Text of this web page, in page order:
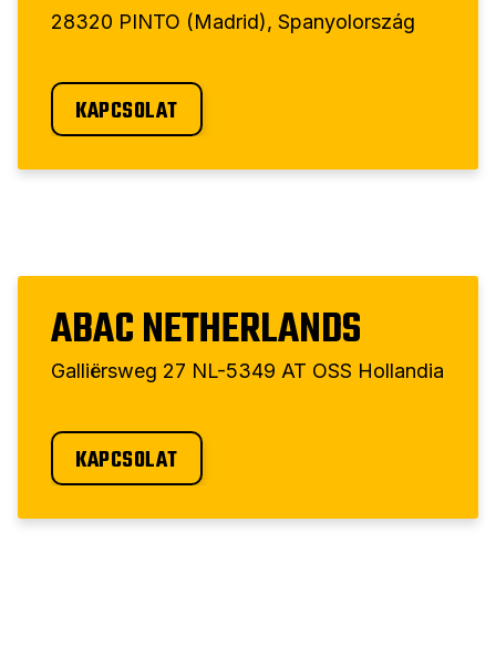
28320 PINTO (Madrid), Spanyolország
KAPCSOLAT
ABAC NETHERLANDS
Galliërsweg 27 NL-5349 AT OSS Hollandia
KAPCSOLAT